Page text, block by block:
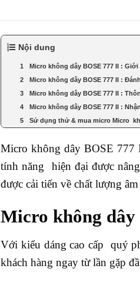
Nội dung
Micro không dây BOSE 777 II :
Micro không dây BOSE 777 II :
Micro không dây BOSE 777 II :
Micro không dây BOSE 777 II :
Sử dụng thử & mua micro Micro
Micro không dây BOSE
tính năng hiện đại được
được cải tiến về chất lượng
Micro không
Với kiểu dáng cao cấp quý
khách hàng ngay từ lần gặp